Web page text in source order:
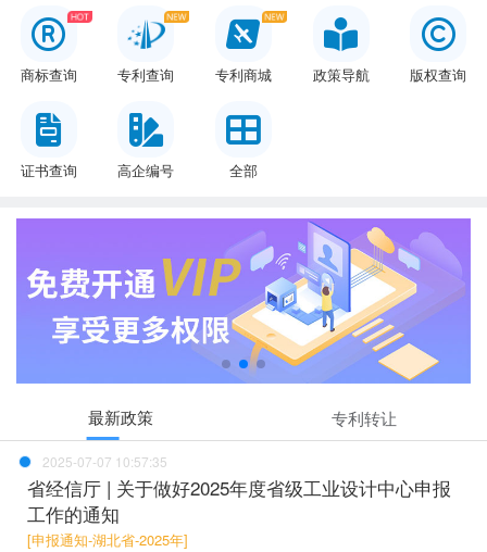
商标查询 专利查询 专利商城 政策导航 版权查询
证书查询 高企编号 全部
最新政策 专利转让
2025-07-07 10:57:35
省经信厅 | 关于做好2025年度省级工业设计中心申报
工作的通知
[申报通知-湖北省-2025年]